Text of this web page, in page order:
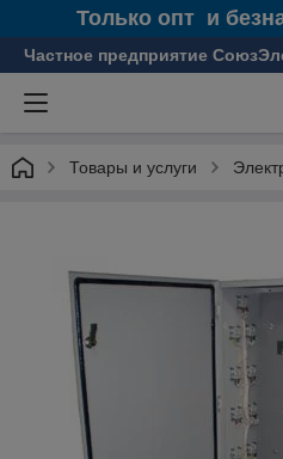
Только опт и
Частное предприятие
Товары и услуги